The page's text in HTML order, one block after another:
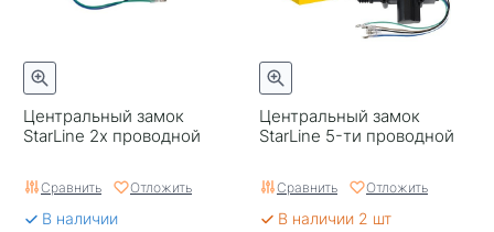
Центральный замок
StarLine 2х проводной
Сравнить Отложить
В наличии
Центральный замок
StarLine 5-ти проводной
Сравнить Отложить
В наличии 2 шт